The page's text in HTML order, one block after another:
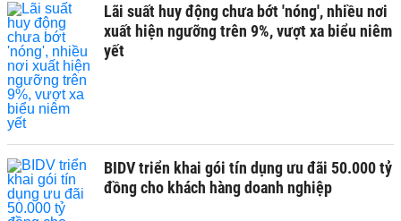
Lãi suất huy động chưa bớt 'nóng', nhiều nơi
xuất hiện ngưỡng trên 9%, vượt xa biểu niêm
yết
BIDV triển khai gói tín dụng ưu đãi 50.000 tỷ
đồng cho khách hàng doanh nghiệp